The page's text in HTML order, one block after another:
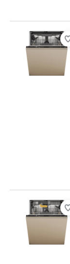
Beoordeling is 8,9
Beoordeling is 8,5